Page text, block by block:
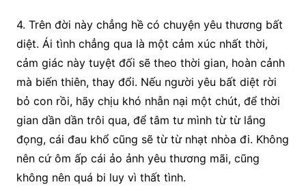
4. Trên đời này chẳng hề có chuyện yêu thương bất
diệt. Ái tình chẳng qua là một cảm xúc nhất thời,
cảm giác này tuyệt đối sẽ theo thời gian, hoàn cảnh
mà biến thiên, thay đổi. Nếu người yêu bất diệt rời
bỏ con rồi, hãy chịu khó nhẫn nại một chút, để thời
gian dần dần trôi qua, để tâm tư mình từ từ lắng
đọng, cái đau khổ cũng sẽ từ từ nhạt nhòa đi. Không
nên cứ ôm ấp cái ảo ảnh yêu thương mãi, cũng
không nên quá bi luy vì thất tình.